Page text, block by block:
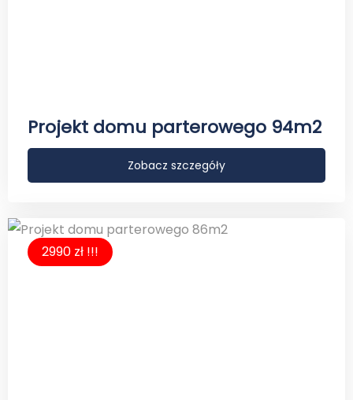
Projekt domu parterowego 94m2
Zobacz szczegóły
2990 zł !!!